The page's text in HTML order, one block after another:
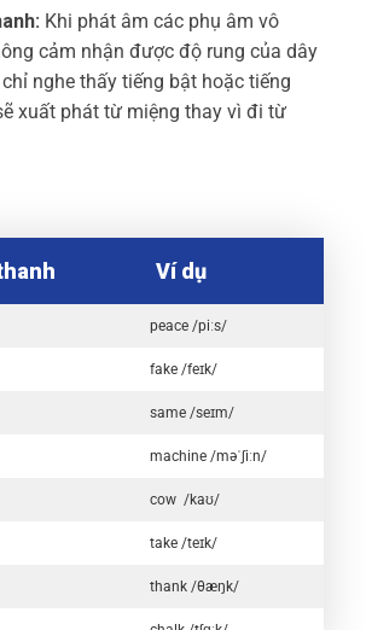
Khi phát âm các phụ âm vô
cảm nhận được độ rung của dây
nghe thấy tiếng bật hoặc tiếng
xuất phát từ miệng thay vì đi từ
Ví dụ
peace /piːs/
fake /feɪk/
same /seɪm/
machine /məˈʃiːn/
cow /kaʊ/
take /teɪk/
thank /θæŋk/